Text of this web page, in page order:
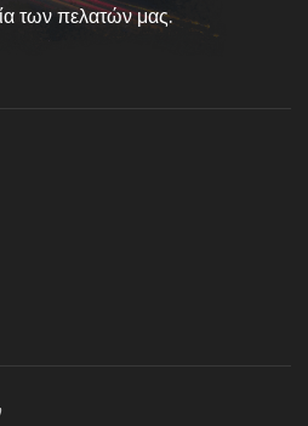
των πελατών μας.